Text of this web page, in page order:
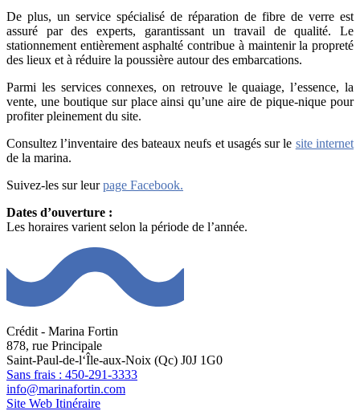
De plus, un service spécialisé de réparation de fibre de verre est
assuré par des experts, garantissant un travail de qualité. Le
stationnement entièrement asphalté contribue à maintenir la propreté
des lieux et à réduire la poussière autour des embarcations.
Parmi les services connexes, on retrouve le quaiage, l’essence, la
vente, une boutique sur place ainsi qu’une aire de pique-nique pour
profiter pleinement du site.
Consultez l’inventaire des bateaux neufs et usagés sur le site internet
de la marina.
Suivez-les sur leurpage Facebook.
Dates d’ouverture :
Les horaires varient selon la période de l’année.
Crédit - Marina Fortin
878, rue Principale
Saint-Paul-de-l‘Île-aux-Noix (Qc) J0J 1G0
Sans frais : 450-291-3333
info@marinafortin.com
Site Web Itinéraire